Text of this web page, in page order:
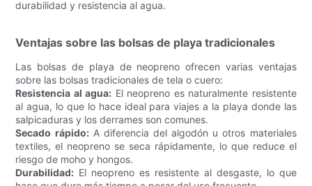
durabilidad y resistencia al agua.
Ventajas sobre las bolsas de playa tradicionales
Las bolsas de playa de neopreno ofrecen varias ventajas
sobre las bolsas tradicionales de tela o cuero:
Resistencia al agua: El neopreno es naturalmente resistente
al agua, lo que lo hace ideal para viajes a la playa donde las
salpicaduras y los derrames son comunes.
Secado rápido:A diferencia del algodón u otros materiales
textiles, el neopreno se seca rápidamente, lo que reduce el
riesgo de moho y hongos.
Durabilidad: El neopreno es resistente al desgaste, lo que